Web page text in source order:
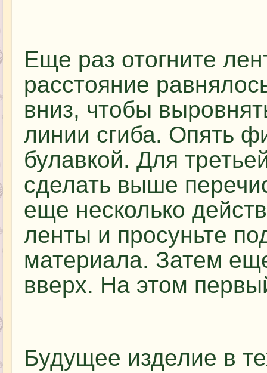
Еще раз отогните
расстояние
вниз, чтобы
линии сгиба. Опять
булавкой. Для
сделать выше
еще несколько
ленты и просуньте
материала. Затем
вверх. На этом
Будущее изделие в